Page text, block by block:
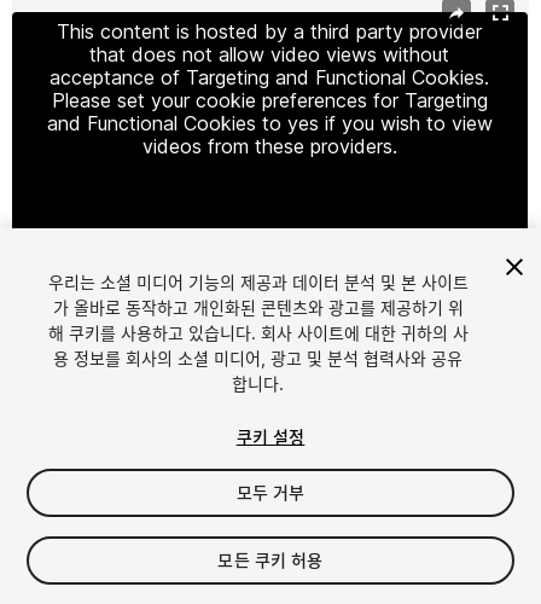
This content is hosted by a third party provider
that does not allow video views without
acceptance of Targeting and Functional Cookies.
Please set your cookie preferences for Targeting
and Functional Cookies to yes if you wish to view
videos from these providers.
1 /124
$39.99 $79.99
-50%
우리는 소셜 미디어 기능의 제공과 데이터 분석 및 본 사이트
가 올바로 동작하고 개인화된 콘텐츠와 광고를 제공하기 위
해 쿠키를 사용하고 있습니다. 회사 사이트에 대한 귀하의 사
용 정보를 회사의 소셜 미디어, 광고 및 분석 협력사와 공유
합니다.
쿠키 설정
모두 거부
모든 쿠키 허용